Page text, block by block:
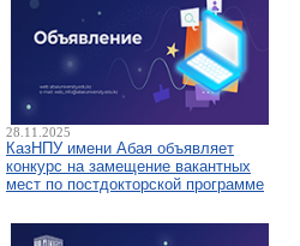
28.11.2025
КазНПУ имени Абая объявляет
конкурс на замещение вакантных
мест по постдокторской программе